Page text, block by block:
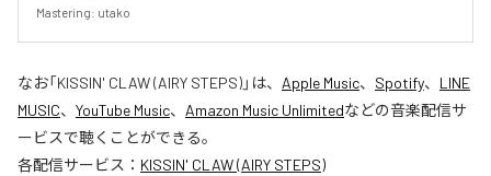
Mastering: utako
なお「KISSIN' CLAW (AIRY STEPS)」は、 Apple Music、 Spotify、 LINE
MUSIC、 YouTube Music、 Amazon Music Unlimitedなどの音楽配信サ
ービスで聴くことができる。
各配信サービス： KISSIN' CLAW (AIRY STEPS)